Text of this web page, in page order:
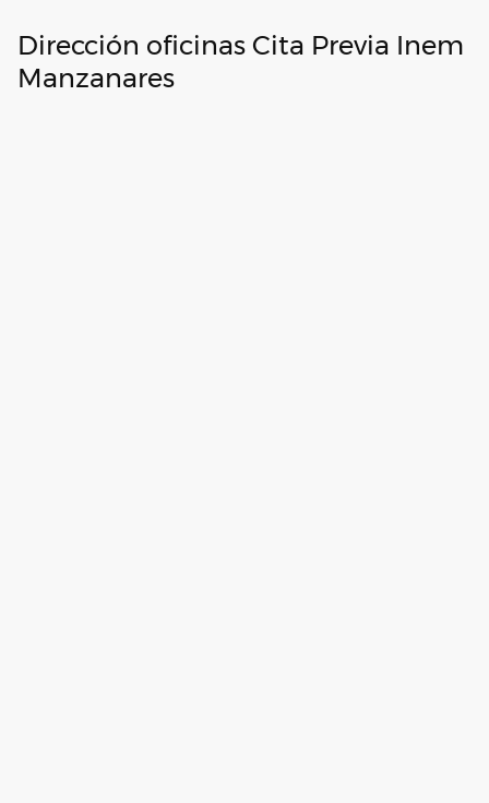
Dirección oficinas Cita Previa Inem
Manzanares